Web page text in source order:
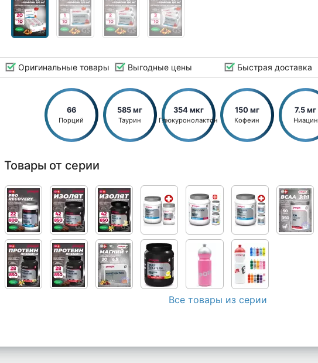
Оригинальные товары Выгодные цены Быстрая доставка
66
Порций
585 мг
Таурин
354 мкг
Глюкуронолактон
150 мг
Кофеин
7.5 мг
Ниацин
Товары от серии
Все товары из серии